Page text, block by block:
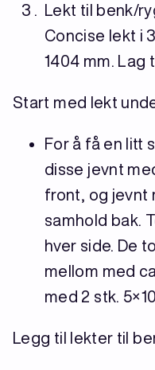
Lekt til benk/
Concise lekt i
1404 mm. Lag
Start med lekt
For å få en litt
disse jevnt
front, og jevnt
samhold bak.
hver side. De
mellom med
med 2 stk.
Legg til lekter til